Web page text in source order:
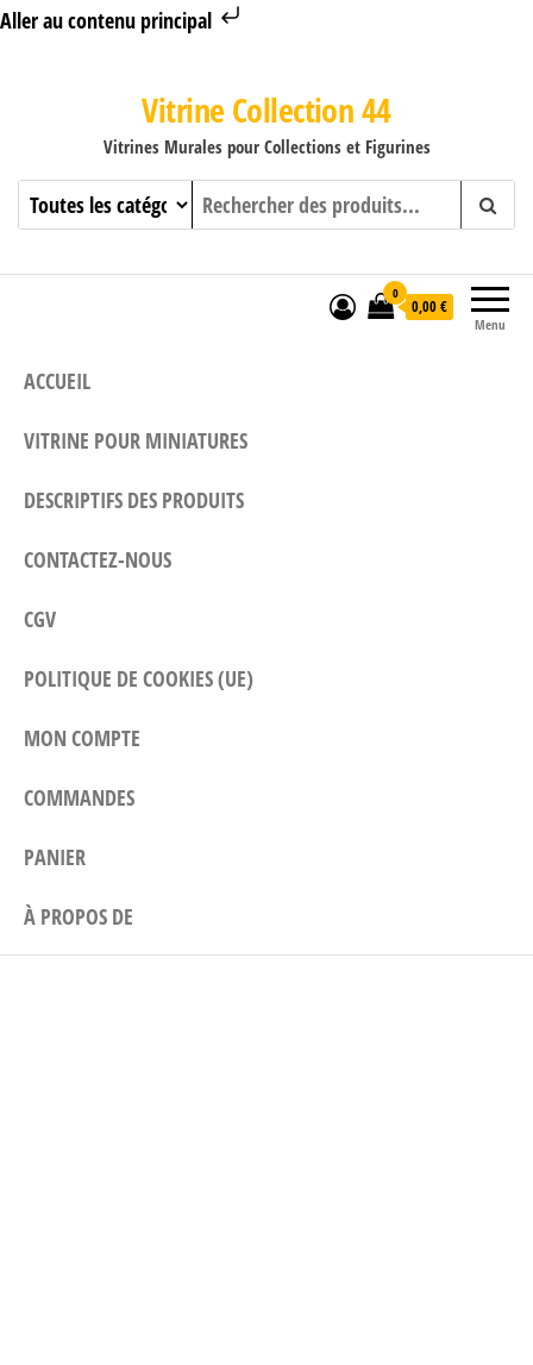
Aller au contenu principal
Vitrine Collection 44
Vitrines Murales pour Collections et Figurines
Menu
0
0,00 €
ACCUEIL
VITRINE POUR MINIATURES
DESCRIPTIFS DES PRODUITS
CONTACTEZ-NOUS
CGV
POLITIQUE DE COOKIES (UE)
MON COMPTE
COMMANDES
PANIER
À PROPOS DE